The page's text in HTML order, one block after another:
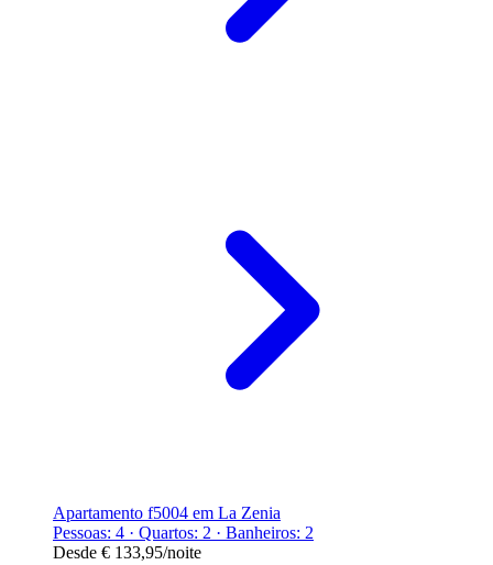
Apartamento f5004 em La Zenia
Pessoas: 4 · Quartos: 2 · Banheiros: 2
Desde € 133,95/noite